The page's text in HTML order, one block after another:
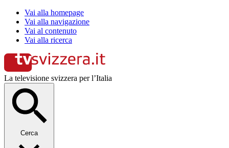
Vai alla homepage
Vai alla navigazione
Vai al contenuto
Vai alla ricerca
La televisione svizzera per l’Italia
Cerca